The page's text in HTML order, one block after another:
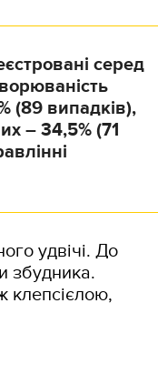
серед
(89 випадків),
– 34,5% (71
удвічі. До
збудника.
клепсієлою,